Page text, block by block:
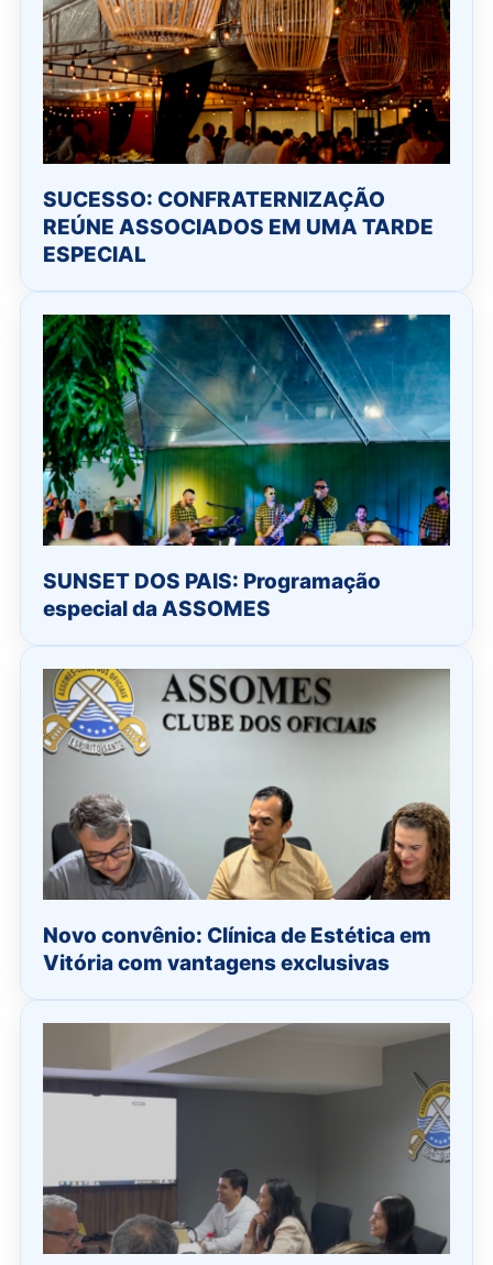
SUCESSO: CONFRATERNIZAÇÃO
REÚNE ASSOCIADOS EM UMA TARDE
ESPECIAL
SUNSET DOS PAIS: Programação
especial da ASSOMES
Novo convênio: Clínica de Estética em
Vitória com vantagens exclusivas